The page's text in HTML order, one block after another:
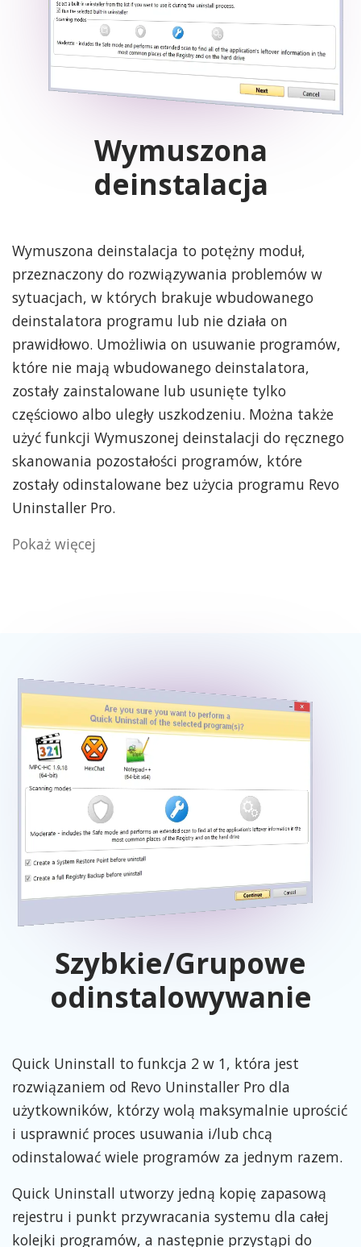
Wymuszona
deinstalacja
Wymuszona deinstalacja to potężny moduł,
przeznaczony do rozwiązywania problemów w
sytuacjach, w których brakuje wbudowanego
deinstalatora programu lub nie działa on
prawidłowo. Umożliwia on usuwanie programów,
które nie mają wbudowanego deinstalatora,
zostały zainstalowane lub usunięte tylko
częściowo albo uległy uszkodzeniu. Można także
użyć funkcji Wymuszonej deinstalacji do ręcznego
skanowania pozostałości programów, które
zostały odinstalowane bez użycia programu Revo
Uninstaller Pro.
Pokaż więcej
Szybkie/Grupowe
odinstalowywanie
Quick Uninstall to funkcja 2 w 1, która jest
rozwiązaniem od Revo Uninstaller Pro dla
użytkowników, którzy wolą maksymalnie uprościć
i usprawnić proces usuwania i/lub chcą
odinstalować wiele programów za jednym razem.
Quick Uninstall utworzy jedną kopię zapasową
rejestru i punkt przywracania systemu dla całej
kolejki programów, a następnie przystąpi do